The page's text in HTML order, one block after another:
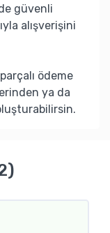
güvenli
alışverişini
ödeme
ya da